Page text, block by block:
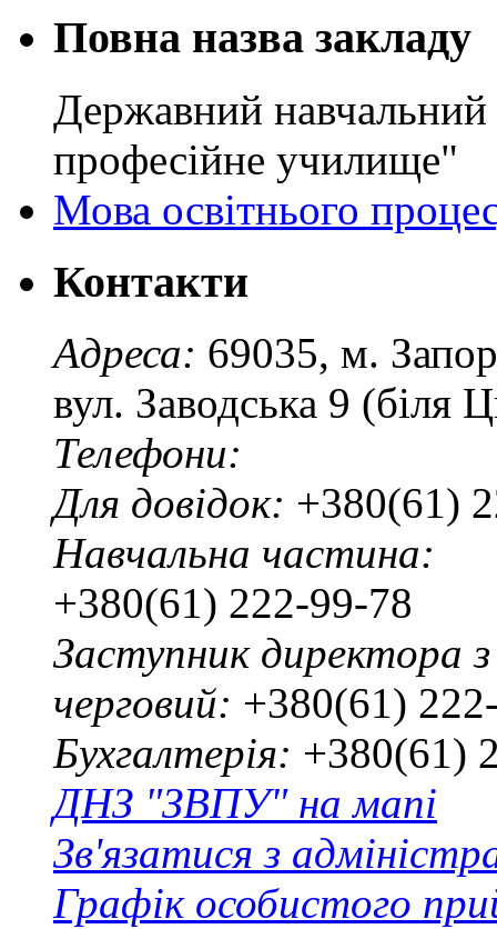
Повна назва закладу
Державний навчальний
професійне училище"
Мова освітнього
Контакти
Адреса: 69035, м.
вул. Заводська 9 (біля
Телефони:
Для довідок: +380(61)
Навчальна частина:
+380(61) 222-99-78
Заступник директора
черговий: +380(61)
Бухгалтерія: +380(61)
ДНЗ "ЗВПУ" на мапі
Зв'язатися з
Графік особистого